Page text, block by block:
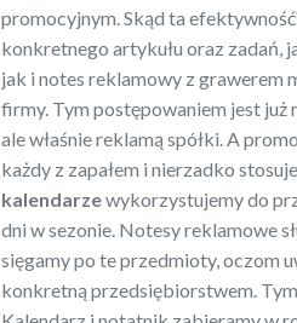
promocyjnym. Skąd ta
konkretnego artykułu oraz zadań,
jak i notes reklamowy z grawerem
firmy. Tym postępowaniem jest
ale właśnie reklamą spółki. A
każdy z zapałem i nierzadko
kalendarzewykorzystujemy do
dni w sezonie. Notesy reklamowe
sięgamy po te przedmioty, oczom
konkretną przedsiębiorstwem.